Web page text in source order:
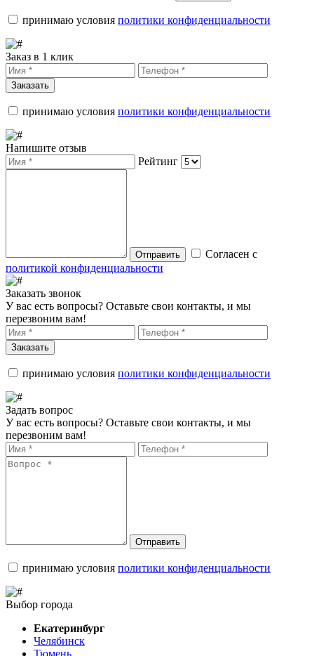
принимаю условия политики конфиденциальности
Заказ в 1 клик
Заказать
принимаю условия политики конфиденциальности
Напишите отзыв
Рейтинг
Отправить
Согласен с
политикой конфиденциальности
Заказать звонок
У вас есть вопросы? Оставьте свои контакты, и мы
перезвоним вам!
Заказать
принимаю условия политики конфиденциальности
Задать вопрос
У вас есть вопросы? Оставьте свои контакты, и мы
перезвоним вам!
Отправить
принимаю условия политики конфиденциальности
Выбор города
Екатеринбург
Челябинск
Тюмень